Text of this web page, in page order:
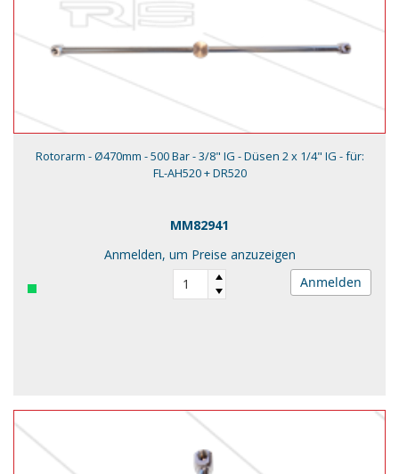
Rotorarm - Ø470mm - 500 Bar - 3/8" IG - Düsen 2 x 1/4" IG - für:
FL-AH520 + DR520
MM82941
Anmelden, um Preise anzuzeigen
Anmelden